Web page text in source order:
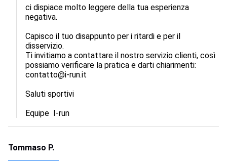
ci dispiace molto leggere della tua esperienza
negativa.
Capisco il tuo disappunto per i ritardi e per il
disservizio.
Ti invitiamo a contattare il nostro servizio clienti, così
possiamo verificare la pratica e darti chiarimenti:
contatto@i-run.it
Saluti sportivi
Equipe  I-run
Tommaso P.